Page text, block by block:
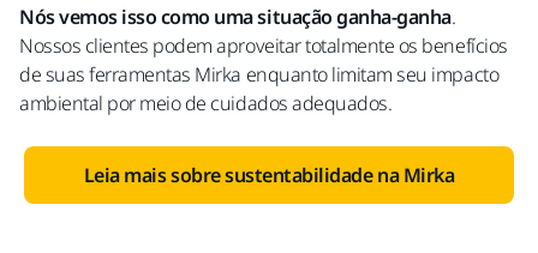
Nós vemos isso como uma situação ganha-ganha.
Nossos clientes podem aproveitar totalmente os benefícios
de suas ferramentas Mirka enquanto limitam seu impacto
ambiental por meio de cuidados adequados.
Leia mais sobre sustentabilidade na Mirka